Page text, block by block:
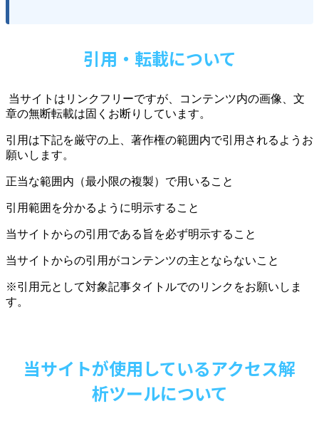
引用・転載について
当サイトはリンクフリーですが、コンテンツ内の画像、文
章の無断転載は固くお断りしています。
引用は下記を厳守の上、著作権の範囲内で引用されるようお
願いします。
正当な範囲内（最小限の複製）で用いること
引用範囲を分かるように明示すること
当サイトからの引用である旨を必ず明示すること
当サイトからの引用がコンテンツの主とならないこと
※引用元として対象記事タイトルでのリンクをお願いしま
す。
当サイトが使用しているアクセス解
析ツールについて